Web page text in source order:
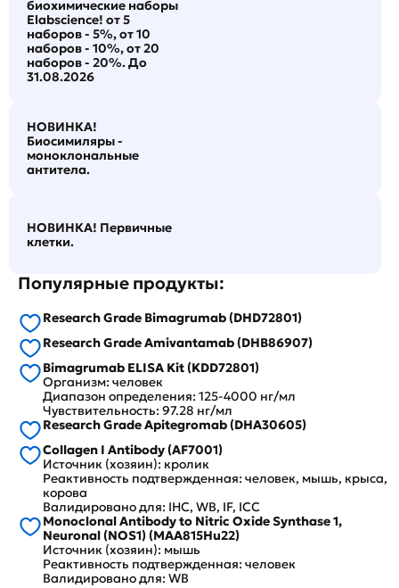
биохимические наборы
Elabscience! от 5
наборов - 5%, от 10
наборов - 10%, от 20
наборов - 20%. До
31.08.2026
НОВИНКА!
Биосимиляры -
моноклональные
антитела.
НОВИНКА! Первичные
клетки.
Популярные продукты:
Research Grade Bimagrumab (DHD72801)
Research Grade Amivantamab (DHB86907)
Bimagrumab ELISA Kit (KDD72801)
Организм: человек
Диапазон определения: 125-4000 нг/мл
Чувствительность: 97.28 нг/мл
Research Grade Apitegromab (DHA30605)
Collagen I Antibody (AF7001)
Источник (хозяин): кролик
Реактивность подтвержденная: человек, мышь, крыса,
корова
Валидировано для: IHC, WB, IF, ICC
Monoclonal Antibody to Nitric Oxide Synthase 1,
Neuronal (NOS1) (MAA815Hu22)
Источник (хозяин): мышь
Реактивность подтвержденная: человек
Валидировано для: WB